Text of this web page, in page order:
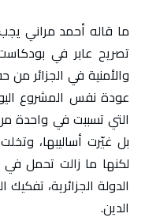
ما قاله أحمد مراني
تصريح عابر في
والأمنية في الجزائر
عودة نفس المشروع
التي تسببت في واحدة
بل غيّرت أساليبها،
لكنها ما زالت تحمل
الدولة الجزائرية،
الدين.